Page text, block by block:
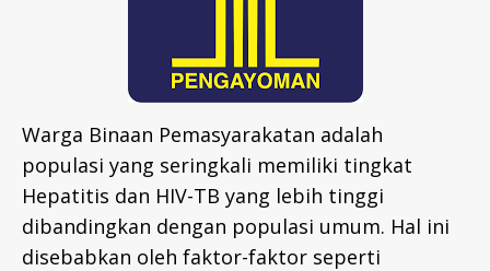
Warga Binaan Pemasyarakatan adalah
populasi yang seringkali memiliki tingkat
Hepatitis dan HIV-TB yang lebih tinggi
dibandingkan dengan populasi umum. Hal ini
disebabkan oleh faktor-faktor seperti